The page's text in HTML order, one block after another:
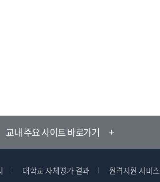
교내 주요 사이트 바로가기
대학교 자체평가 결과 원격지원 서비스